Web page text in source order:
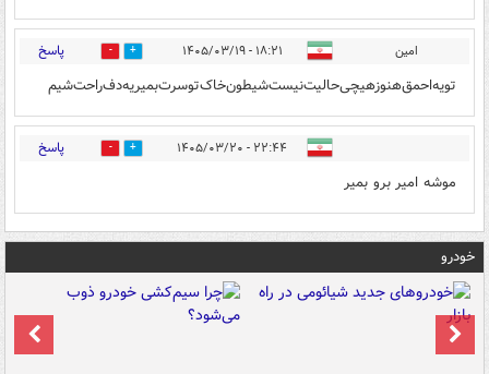
امین‌ ۱۸:۲۱ - ۱۴۰۵/۰۳/۱۹ 0 پاسخ
تو‌یه‌احمق‌هنوز‌هیچی‌حالیت‌نیست‌شیطون‌خاک‌توسرت‌بمیر‌یه‌دف‌راحت‌شیم‌
۲۲:۴۴ - ۱۴۰۵/۰۳/۲۰ 0 پاسخ
موشه امیر برو بمیر
خودرو